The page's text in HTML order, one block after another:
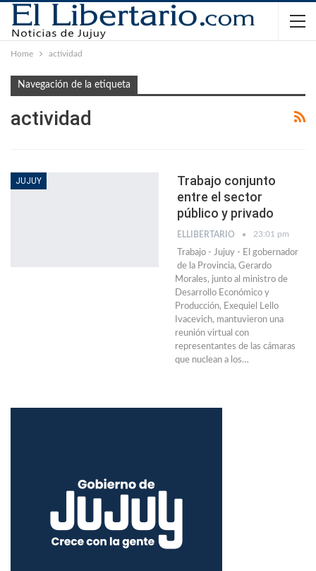
Home actividad
Navegación de la etiqueta
actividad
JUJUY
Trabajo conjunto
entre el sector
público y privado
ELLIBERTARIO 23:01 pm
Trabajo - Jujuy - El gobernador
de la Provincia, Gerardo
Morales, junto al ministro de
Desarrollo Económico y
Producción, Exequiel Lello
Ivacevich, mantuvieron una
reunión virtual con
representantes de las cámaras
que nuclean a los…